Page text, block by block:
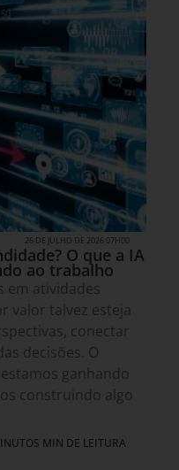
26 DE JULHO DE 2026 07H00
O que a IA
ao trabalho
em atividades
valor talvez esteja
conectar
decisões. O
ganhando
construindo algo
MIN DE LEITURA